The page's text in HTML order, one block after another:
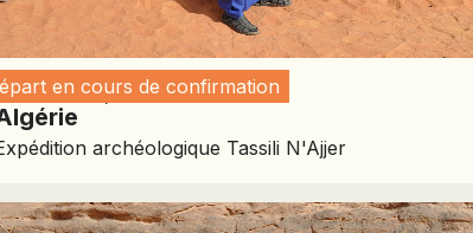
en cours de confirmation
7, 2026
archéologique Tassili N'Ajjer